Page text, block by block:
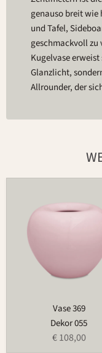
genauso breit wie
und Tafel,
geschmackvoll zu
Kugelvase
Glanzlicht,
Allrounder, der
Vase 369
Dekor 055
€ 108,00